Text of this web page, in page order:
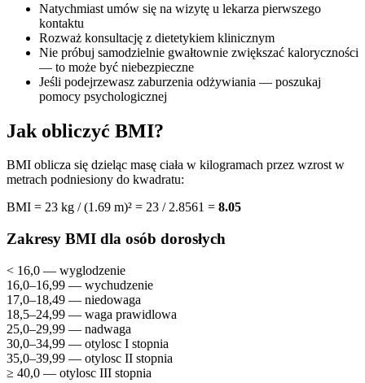
Natychmiast umów się na wizytę u lekarza pierwszego
kontaktu
Rozważ konsultację z dietetykiem klinicznym
Nie próbuj samodzielnie gwałtownie zwiększać kaloryczności
— to może być niebezpieczne
Jeśli podejrzewasz zaburzenia odżywiania — poszukaj
pomocy psychologicznej
Jak obliczyć BMI?
BMI oblicza się dzieląc masę ciała w kilogramach przez wzrost w
metrach podniesiony do kwadratu:
BMI = 23 kg / (1.69 m)² = 23 / 2.8561 = 8.05
Zakresy BMI dla osób dorosłych
< 16,0 — wyglodzenie
16,0–16,99 — wychudzenie
17,0–18,49 — niedowaga
18,5–24,99 — waga prawidlowa
25,0–29,99 — nadwaga
30,0–34,99 — otylosc I stopnia
35,0–39,99 — otylosc II stopnia
≥ 40,0 — otylosc III stopnia